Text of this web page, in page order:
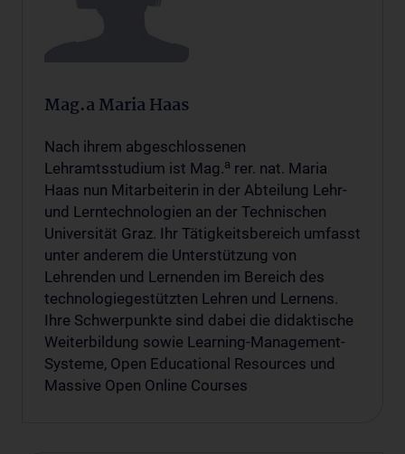
Mag.a Maria Haas
Nach ihrem abgeschlossenen
Lehramtsstudium ist Mag.a rer. nat. Maria
Haas nun Mitarbeiterin in der Abteilung Lehr-
und Lerntechnologien an der Technischen
Universität Graz. Ihr Tätigkeitsbereich umfasst
unter anderem die Unterstützung von
Lehrenden und Lernenden im Bereich des
technologiegestützten Lehren und Lernens.
Ihre Schwerpunkte sind dabei die didaktische
Weiterbildung sowie Learning-Management-
Systeme, Open Educational Resources und
Massive Open Online Courses